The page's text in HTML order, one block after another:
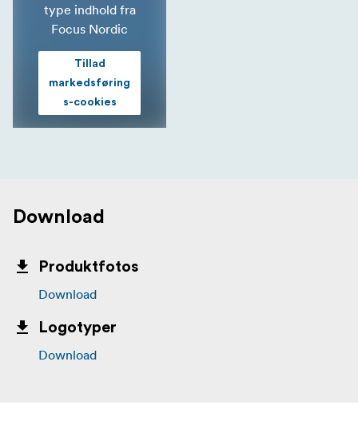
type indhold fra
Focus Nordic
Tillad
markedsføring
s-cookies
Download
Produktfotos
Download
Logotyper
Download